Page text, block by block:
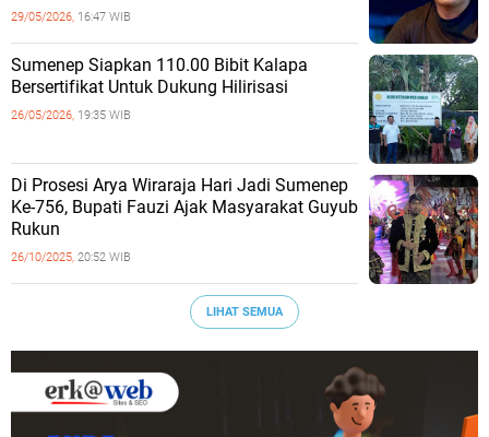
29/05/2026, 16:47 WIB
Sumenep Siapkan 110.00 Bibit Kalapa
Bersertifikat Untuk Dukung Hilirisasi
26/05/2026, 19:35 WIB
Di Prosesi Arya Wiraraja Hari Jadi Sumenep
Ke-756, Bupati Fauzi Ajak Masyarakat Guyub
Rukun
26/10/2025, 20:52 WIB
LIHAT SEMUA